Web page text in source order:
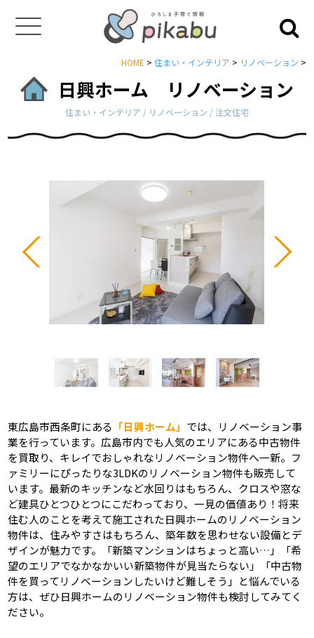
HOME > 住まい・インテリア > リノベーション >
日興ホーム リノベーション
住まい・インテリア / リノベーション / 注文住宅
東広島市西条町にある 「日興ホーム」 では、リノベーション事
業を行っています。広島市内でも人気のエリアにある中古物件
を買取り、キレイでおしゃれなリノベーション物件へ一新。フ
ァミリーにぴったりな3LDKのリノベーション物件も販売して
います。最新のキッチンなど水回りはもちろん、クロスや窓な
ど建具ひとつひとつにこだわっており、一見の価値あり！将来
住む人のことを考えて施工された日興ホームのリノベーション
物件は、住みやすさはもちろん、築年数を思わせない設備とデ
ザインが魅力です。「新築マンションはちょっと高い…」「希
望のエリアでなかなかいい新築物件が見当たらない」「中古物
件を買ってリノベーションしたいけど難しそう」と悩んでいる
方は、ぜひ日興ホームのリノベーション物件も検討してみてく
ださい。